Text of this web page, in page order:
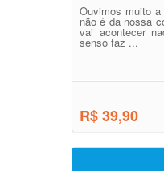
Ouvimos muito a
não é da nossa
vai acontecer
senso faz ...
R$ 39,90